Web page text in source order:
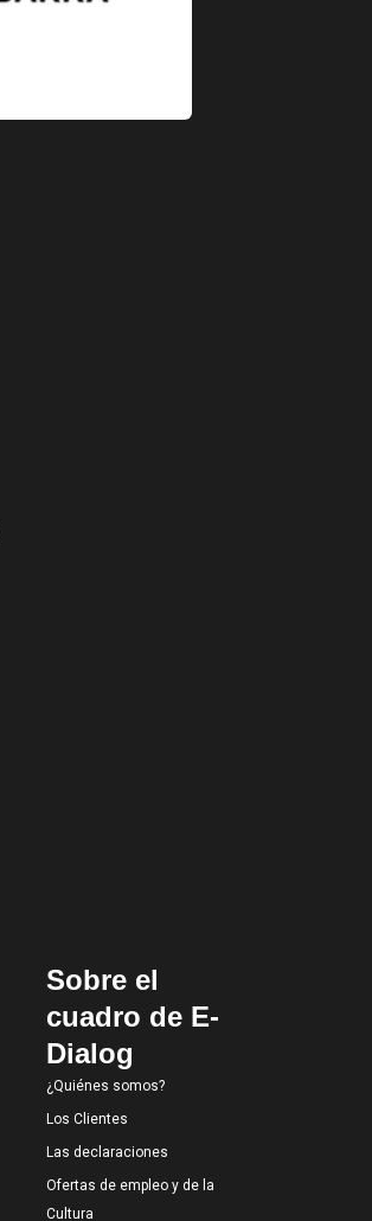
Sobre el
cuadro de E-
Dialog
¿Quiénes somos?
Los Clientes
Las declaraciones
Ofertas de empleo y de la
Cultura